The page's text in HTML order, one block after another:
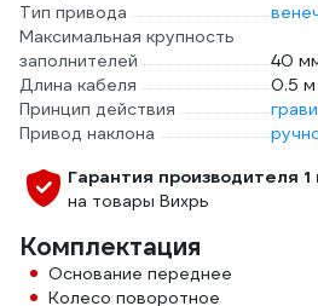
Тип привода
Максимальная крупность
заполнителей
40
Длина кабеля
0.5 м
Принцип действия
Привод наклона
Гарантия производителя 1
на товары Вихрь
Комплектация
Основание переднее
Колесо поворотное